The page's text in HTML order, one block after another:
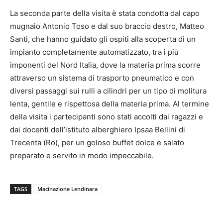
La seconda parte della visita è stata condotta dal capo
mugnaio Antonio Toso e dal suo braccio destro, Matteo
Santi, che hanno guidato gli ospiti alla scoperta di un
impianto completamente automatizzato, tra i più
imponenti del Nord Italia, dove la materia prima scorre
attraverso un sistema di trasporto pneumatico e con
diversi passaggi sui rulli a cilindri per un tipo di molitura
lenta, gentile e rispettosa della materia prima. Al termine
della visita i partecipanti sono stati accolti dai ragazzi e
dai docenti dell’istituto alberghiero Ipsaa Bellini di
Trecenta (Ro), per un goloso buffet dolce e salato
preparato e servito in modo impeccabile.
TAGS Macinazione Lendinara